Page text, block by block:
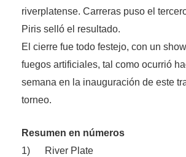
riverplatense. Carreras puso el
Piris selló el resultado.
El cierre fue todo festejo, con un
fuegos artificiales, tal como ocurrió
semana en la inauguración de este
torneo.
Resumen en números
1) River Plate